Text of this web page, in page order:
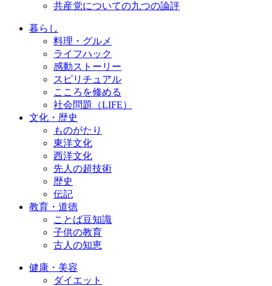
共産党についての九つの論評
暮らし
料理・グルメ
ライフハック
感動ストーリー
スピリチュアル
こころを修める
社会問題（LIFE）
文化・歴史
ものがたり
東洋文化
西洋文化
先人の超技術
歴史
伝記
教育・道徳
ことば豆知識
子供の教育
古人の知恵
健康・美容
ダイエット